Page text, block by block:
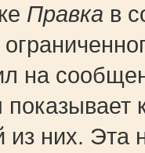
Правка в
на
показывает
них. Эта